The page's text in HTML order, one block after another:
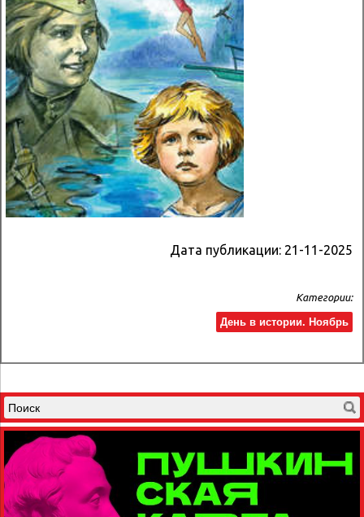
Дата публикации: 21-11-2025
Категории:
День в истории. Ноябрь